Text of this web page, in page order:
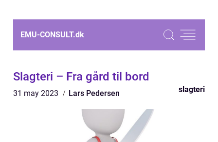
EMU-CONSULT.dk
Slagteri – Fra gård til bord
31 may 2023 Lars Pedersen slagteri